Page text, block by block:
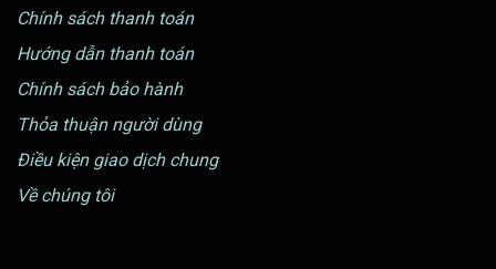
Chính sách thanh toán
Hướng dẫn thanh toán
Chính sách bảo hành
Thỏa thuận người dùng
Điều kiện giao dịch chung
Về chúng tôi